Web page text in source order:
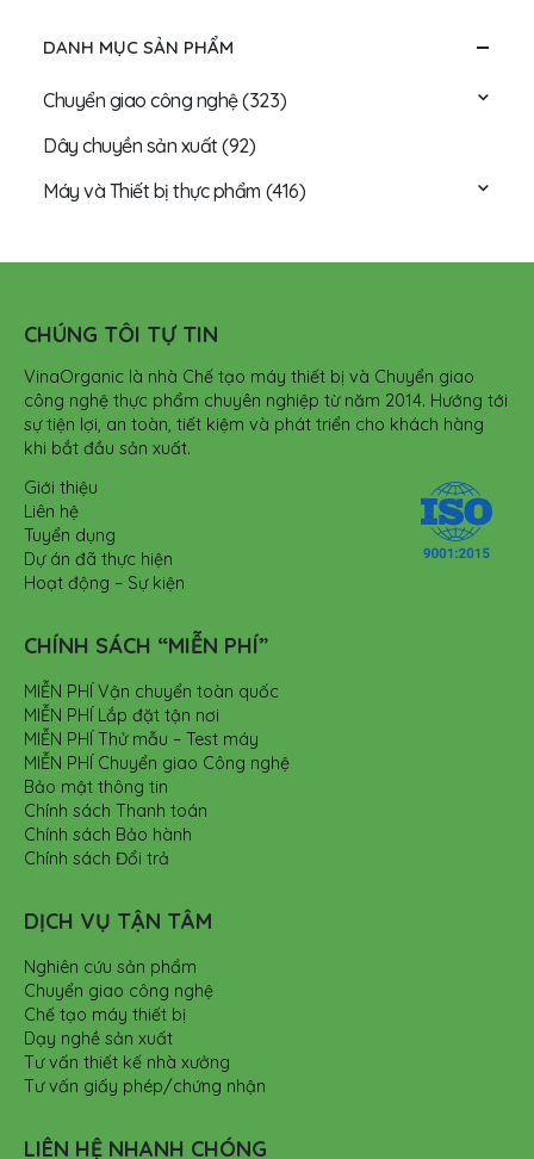
DANH MỤC SẢN PHẨM
Chuyển giao công nghệ(323)
Dây chuyền sản xuất(92)
Máy và Thiết bị thực phẩm (416)
CHÚNG TÔI TỰ TIN
VinaOrganic là nhà Chế tạo máy thiết bị và Chuyển giao
công nghệ thực phẩm chuyên nghiệp từ năm 2014. Hướng tới
sự tiện lợi, an toàn, tiết kiệm và phát triển cho khách hàng
khi bắt đầu sản xuất.
Giới thiệu
Liên hệ
Tuyển dụng
Dự án đã thực hiện
Hoạt động – Sự kiện
CHÍNH SÁCH “MIỄN PHÍ”
MIỄN PHÍ Vận chuyển toàn quốc
MIỄN PHÍ Lắp đặt tận nơi
MIỄN PHÍ Thử mẫu – Test máy
MIỄN PHÍ Chuyển giao Công nghệ
Bảo mật thông tin
Chính sách Thanh toán
Chính sách Bảo hành
Chính sách Đổi trả
DỊCH VỤ TẬN TÂM
Nghiên cứu sản phẩm
Chuyển giao công nghệ
Chế tạo máy thiết bị
Dạy nghề sản xuất
Tư vấn thiết kế nhà xưởng
Tư vấn giấy phép/chứng nhận
LIÊN HỆ NHANH CHÓNG